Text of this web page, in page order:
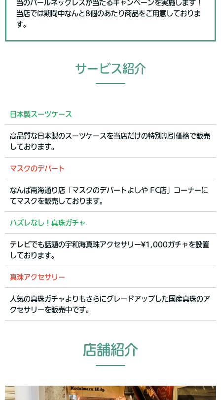
当のパールネックレスが当たるキャンペーンを実施します！
当店では期間中なんと8個のあたり商品をご用意しておりま
す。
サービス紹介
日本製スーツケース
高品質な日本製のスーツケースを当店だけの特別割引価格で販売
しております。
マスクのデパート
なんば南海通り店「マスクのデパートよしや FC店」コーナーに
てマスクを販売しております。
ハズレなし！真珠ガチャ
テレビでも話題の宇和海真珠アクセサリー¥1,000ガチャを設置
しております。
真珠アクセサリー
人気の真珠ガチャよりもさらにグレードアップした国産真珠のア
クセサリーを販売中です。
店舗紹介